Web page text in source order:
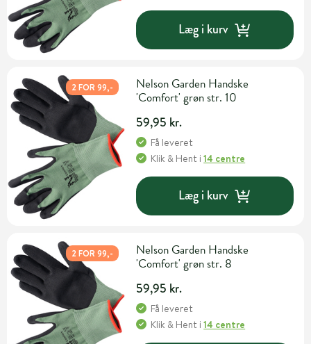
Læg i kurv
2 FOR 99,-
Nelson Garden Handske
'Comfort' grøn str. 10
59,95 kr.
Få leveret
Klik & Hent i14 centre
Læg i kurv
2 FOR 99,-
Nelson Garden Handske
'Comfort' grøn str. 8
59,95 kr.
Få leveret
Klik & Hent i14 centre